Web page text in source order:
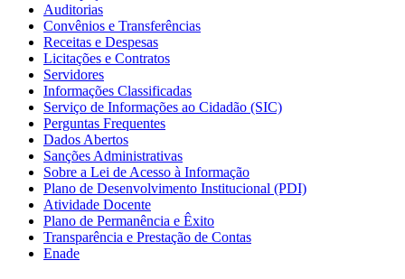
Auditorias
Convênios e Transferências
Receitas e Despesas
Licitações e Contratos
Servidores
Informações Classificadas
Serviço de Informações ao Cidadão (SIC)
Perguntas Frequentes
Dados Abertos
Sanções Administrativas
Sobre a Lei de Acesso à Informação
Plano de Desenvolvimento Institucional (PDI)
Atividade Docente
Plano de Permanência e Êxito
Transparência e Prestação de Contas
Enade